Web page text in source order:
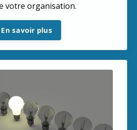
votre organisation.
En savoir plus